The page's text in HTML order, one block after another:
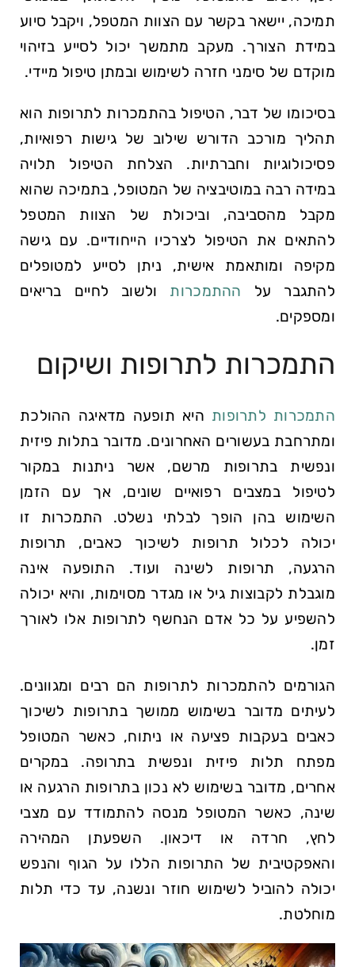
תמיכה, יישאר בקשר עם הצוות המטפל, ויקבל סיוע
במידת הצורך. מעקב מתמשך יכול לסייע בזיהוי
מוקדם של סימני חזרה לשימוש ובמתן טיפול מיידי.
בסיכומו של דבר, הטיפול בהתמכרות לתרופות הוא
תהליך מורכב הדורש שילוב של גישות רפואיות,
פסיכולוגיות וחברתיות. הצלחת הטיפול תלויה
במידה רבה במוטיבציה של המטופל, בתמיכה שהוא
מקבל מהסביבה, וביכולת של הצוות המטפל
להתאים את הטיפול לצרכיו הייחודיים. עם גישה
מקיפה ומותאמת אישית, ניתן לסייע למטופלים
להתגבר על ההתמכרות ולשוב לחיים בריאים
ומספקים.
התמכרות לתרופות ושיקום
התמכרות לתרופות היא תופעה מדאיגה ההולכת
ומתרחבת בעשורים האחרונים. מדובר בתלות פיזית
ונפשית בתרופות מרשם, אשר ניתנות במקור
לטיפול במצבים רפואיים שונים, אך עם הזמן
השימוש בהן הופך לבלתי נשלט. התמכרות זו
יכולה לכלול תרופות לשיכוך כאבים, תרופות
הרגעה, תרופות לשינה ועוד. התופעה אינה
מוגבלת לקבוצות גיל או מגדר מסוימות, והיא יכולה
להשפיע על כל אדם הנחשף לתרופות אלו לאורך
זמן.
הגורמים להתמכרות לתרופות הם רבים ומגוונים.
לעיתים מדובר בשימוש ממושך בתרופות לשיכוך
כאבים בעקבות פציעה או ניתוח, כאשר המטופל
מפתח תלות פיזית ונפשית בתרופה. במקרים
אחרים, מדובר בשימוש לא נכון בתרופות הרגעה או
שינה, כאשר המטופל מנסה להתמודד עם מצבי
לחץ, חרדה או דיכאון. השפעתן המהירה
והאפקטיבית של התרופות הללו על הגוף והנפש
יכולה להוביל לשימוש חוזר ונשנה, עד כדי תלות
מוחלטת.